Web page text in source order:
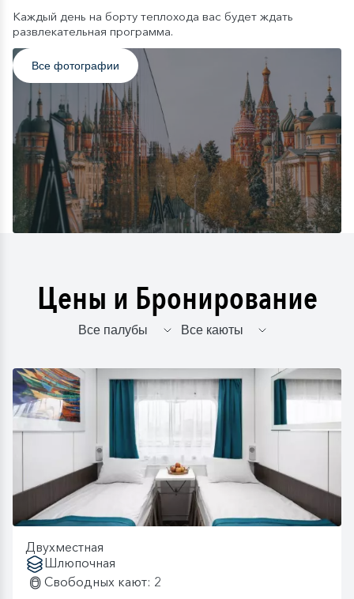
Каждый день на борту теплохода вас будет ждать
развлекательная программа.
Все фотографии
Цены и Бронирование
Двухместная
Шлюпочная
Свободных кают: 2